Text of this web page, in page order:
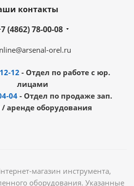
контакты
(4862) 78-00-08
orel.ru
12 - Отдел по работе с юр.
лицами
04 - Отдел по продаже зап.
/ аренде оборудования
магазин инструмента,
оборудования. Указанные